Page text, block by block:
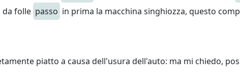
da folle passo in prima la macchina singhiozza, questo
piatto a causa dell'usura dell'auto: ma mi chiedo,